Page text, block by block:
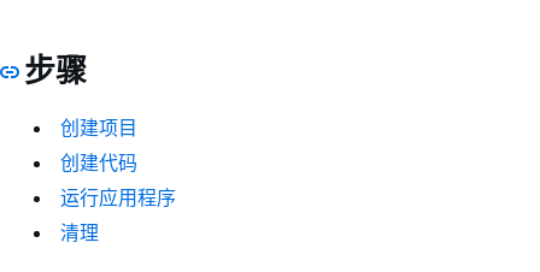
步骤
创建项目
创建代码
运行应用程序
清理